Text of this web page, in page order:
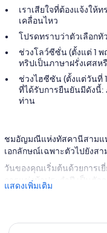
เราเสียใจที่ต้องแจ้งให้
เคลื่อนไหว
โปรดทราบว่าตัวเลือกทั
ช่วงโลว์ซีซั่น (ตั้งแต่ 1 พ
ทริปเป็นภาษาฝรั่งเศสห
ช่วงไฮซีซัน (ตั้งแต่วันที่
ที่ได้รับการยืนยันมีดังนี้:
ท่าน
ชมอัญมณีแห่งทัสคานีสามแ
เอกลักษณ์เฉพาะตัวไปยังส
วันของคุณเริ่มต้นด้วยการเ
การแข่งม้าประจำปี เป็นตัว
เมืองประวัติศาสตร์โดยเดิน
แสดงเพิ่มเติม